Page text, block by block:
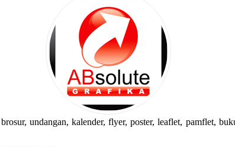
undangan, kalender, flyer, poster, leaflet, pamflet,